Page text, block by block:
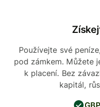
Používejte své
pod zámkem. Můžete
k placení. Bez
kapitál,